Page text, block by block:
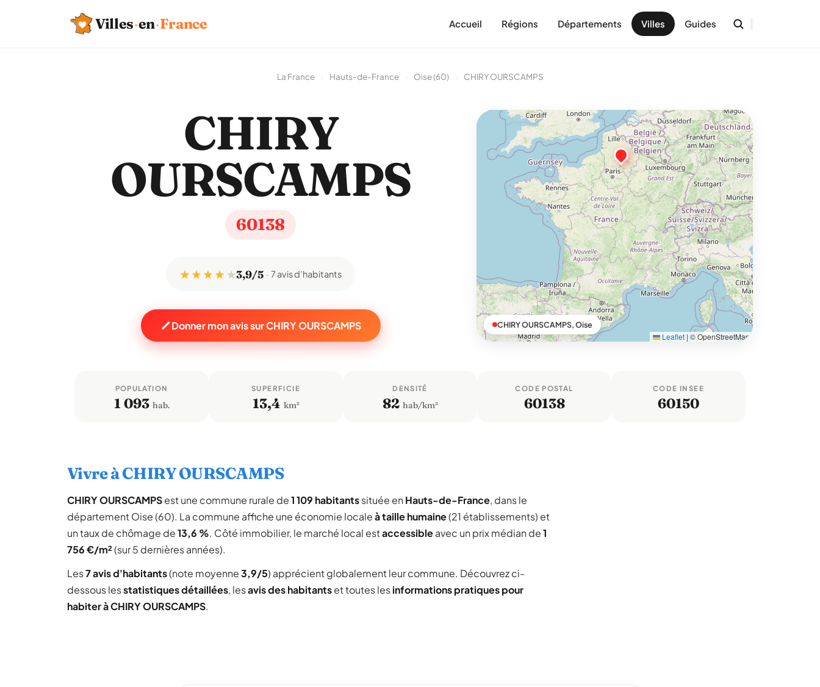
Villes·en·France Accueil Régions Départements Villes Guides
La France Hauts-de-France Oise (60) CHIRY OURSCAMPS
CHIRY
OURSCAMPS
60138
★ ★ ★ ★★3,9/5 7 avis d'habitants
Donner mon avis sur CHIRY OURSCAMPS
Leaflet | © OpenStreetMap
CHIRY OURSCAMPS, Oise
POPULATION
1 093 hab.
SUPERFICIE
13,4 km²
DENSITÉ
82 hab/km²
CODE POSTAL
60138
CODE INSEE
60150
Vivre à CHIRY OURSCAMPS
CHIRY OURSCAMPSest une commune rurale de1 109 habitantssituée en Hauts-de-France, dans le
département Oise (60). La commune affiche une économie localeà taille humaine(21 établissements) et
un taux de chômage de13,6 %. Côté immobilier, le marché local estaccessibleavec un prix médian de1
756 €/m²(sur 5 dernières années).
Les7 avis d'habitants(note moyenne3,9/5) apprécient globalement leur commune. Découvrez ci-
dessous lesstatistiques détaillées, lesavis des habitantset toutes lesinformations pratiques pour
habiter à CHIRY OURSCAMPS.